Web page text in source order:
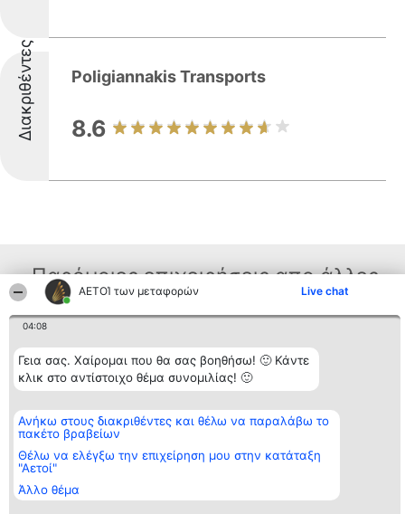
ΑΕΤΟΊ των μεταφορών Live chat
04:08
Γεια σας. Χαίρομαι που θα σας βοηθήσω! 🙂 Κάντε
κλικ στο αντίστοιχο θέμα συνομιλίας! 🙂
Ανήκω στους διακριθέντες και θέλω να παραλάβω το
πακέτο βραβείων
Θέλω να ελέγξω την επιχείρηση μου στην κατάταξη
"Αετοί"
Άλλο θέμα
Διακριθέντες Poligiannakis Transports
8.6
Παρόμοιες επιχειρήσεις απο άλλες
περιοχές
Διοργανωτής της
κατάταξης
BEAUTIFUL COMPANY
ΤΗΛ. ΕΠΙΚΟΙΝΩΝΙΑΣ:
2104128019
aetoi@beautifulcompany.co
Κατάταξη
Διακριθέντες
Λίστα όλων
διακριθέντων
Όροι &
προϋποθέσεις
Επικοινωνία